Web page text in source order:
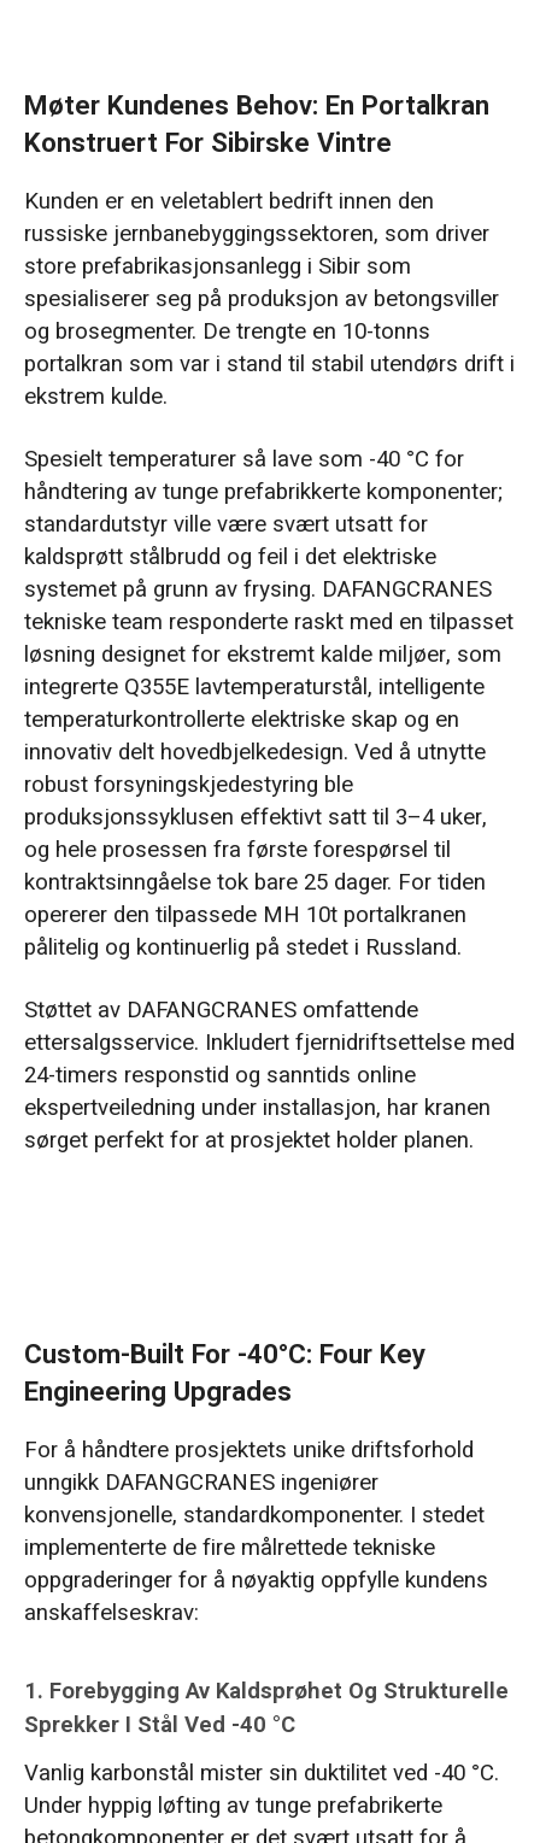
4. Secure Cross-Border Packaging: Ensuring
Safe Crane Delivery
Green Gantry Crane Successfully Delivered
to Siberia
Møter Kundenes Behov: En Portalkran
Konstruert For Sibirske Vintre
Kunden er en veletablert bedrift innen den
russiske jernbanebyggingssektoren, som driver
store prefabrikasjonsanlegg i Sibir som
spesialiserer seg på produksjon av betongsviller
og brosegmenter. De trengte en 10-tonns
portalkran som var i stand til stabil utendørs drift i
ekstrem kulde.
Spesielt temperaturer så lave som -40 °C for
håndtering av tunge prefabrikkerte komponenter;
standardutstyr ville være svært utsatt for
kaldsprøtt stålbrudd og feil i det elektriske
systemet på grunn av frysing. DAFANGCRANES
tekniske team responderte raskt med en tilpasset
løsning designet for ekstremt kalde miljøer, som
integrerte Q355E lavtemperaturstål, intelligente
temperaturkontrollerte elektriske skap og en
innovativ delt hovedbjelkedesign. Ved å utnytte
robust forsyningskjedestyring ble
produksjonssyklusen effektivt satt til 3–4 uker,
og hele prosessen fra første forespørsel til
kontraktsinngåelse tok bare 25 dager. For tiden
opererer den tilpassede MH 10t portalkranen
pålitelig og kontinuerlig på stedet i Russland.
Støttet av DAFANGCRANES omfattende
ettersalgsservice. Inkludert fjernidriftsettelse med
24-timers responstid og sanntids online
ekspertveiledning under installasjon, har kranen
sørget perfekt for at prosjektet holder planen.
Custom-Built For -40°C: Four Key
Engineering Upgrades
For å håndtere prosjektets unike driftsforhold
unngikk DAFANGCRANES ingeniører
konvensjonelle, standardkomponenter. I stedet
implementerte de fire målrettede tekniske
oppgraderinger for å nøyaktig oppfylle kundens
anskaffelseskrav:
1. Forebygging Av Kaldsprøhet Og Strukturelle
Sprekker I Stål Ved -40 °C
Vanlig karbonstål mister sin duktilitet ved -40 °C.
Under hyppig løfting av tunge prefabrikerte